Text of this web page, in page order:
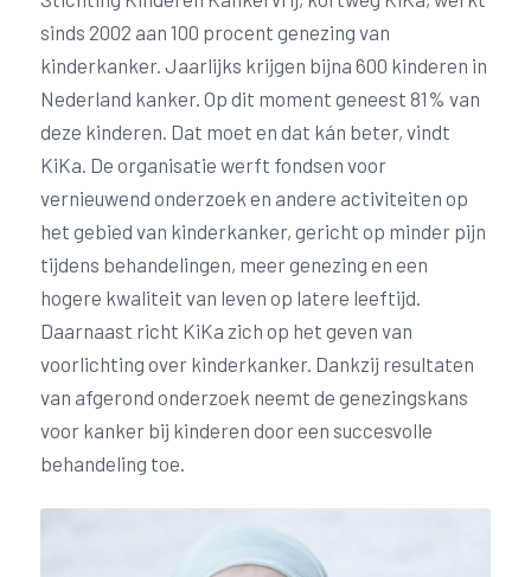
sinds 2002 aan 100 procent genezing van
kinderkanker. Jaarlijks krijgen bijna 600 kinderen in
Nederland kanker. Op dit moment geneest 81% van
deze kinderen. Dat moet en dat kán beter, vindt
KiKa. De organisatie werft fondsen voor
vernieuwend onderzoek en andere activiteiten op
het gebied van kinderkanker, gericht op minder pijn
tijdens behandelingen, meer genezing en een
hogere kwaliteit van leven op latere leeftijd.
Daarnaast richt KiKa zich op het geven van
voorlichting over kinderkanker. Dankzij resultaten
van afgerond onderzoek neemt de genezingskans
voor kanker bij kinderen door een succesvolle
behandeling toe.